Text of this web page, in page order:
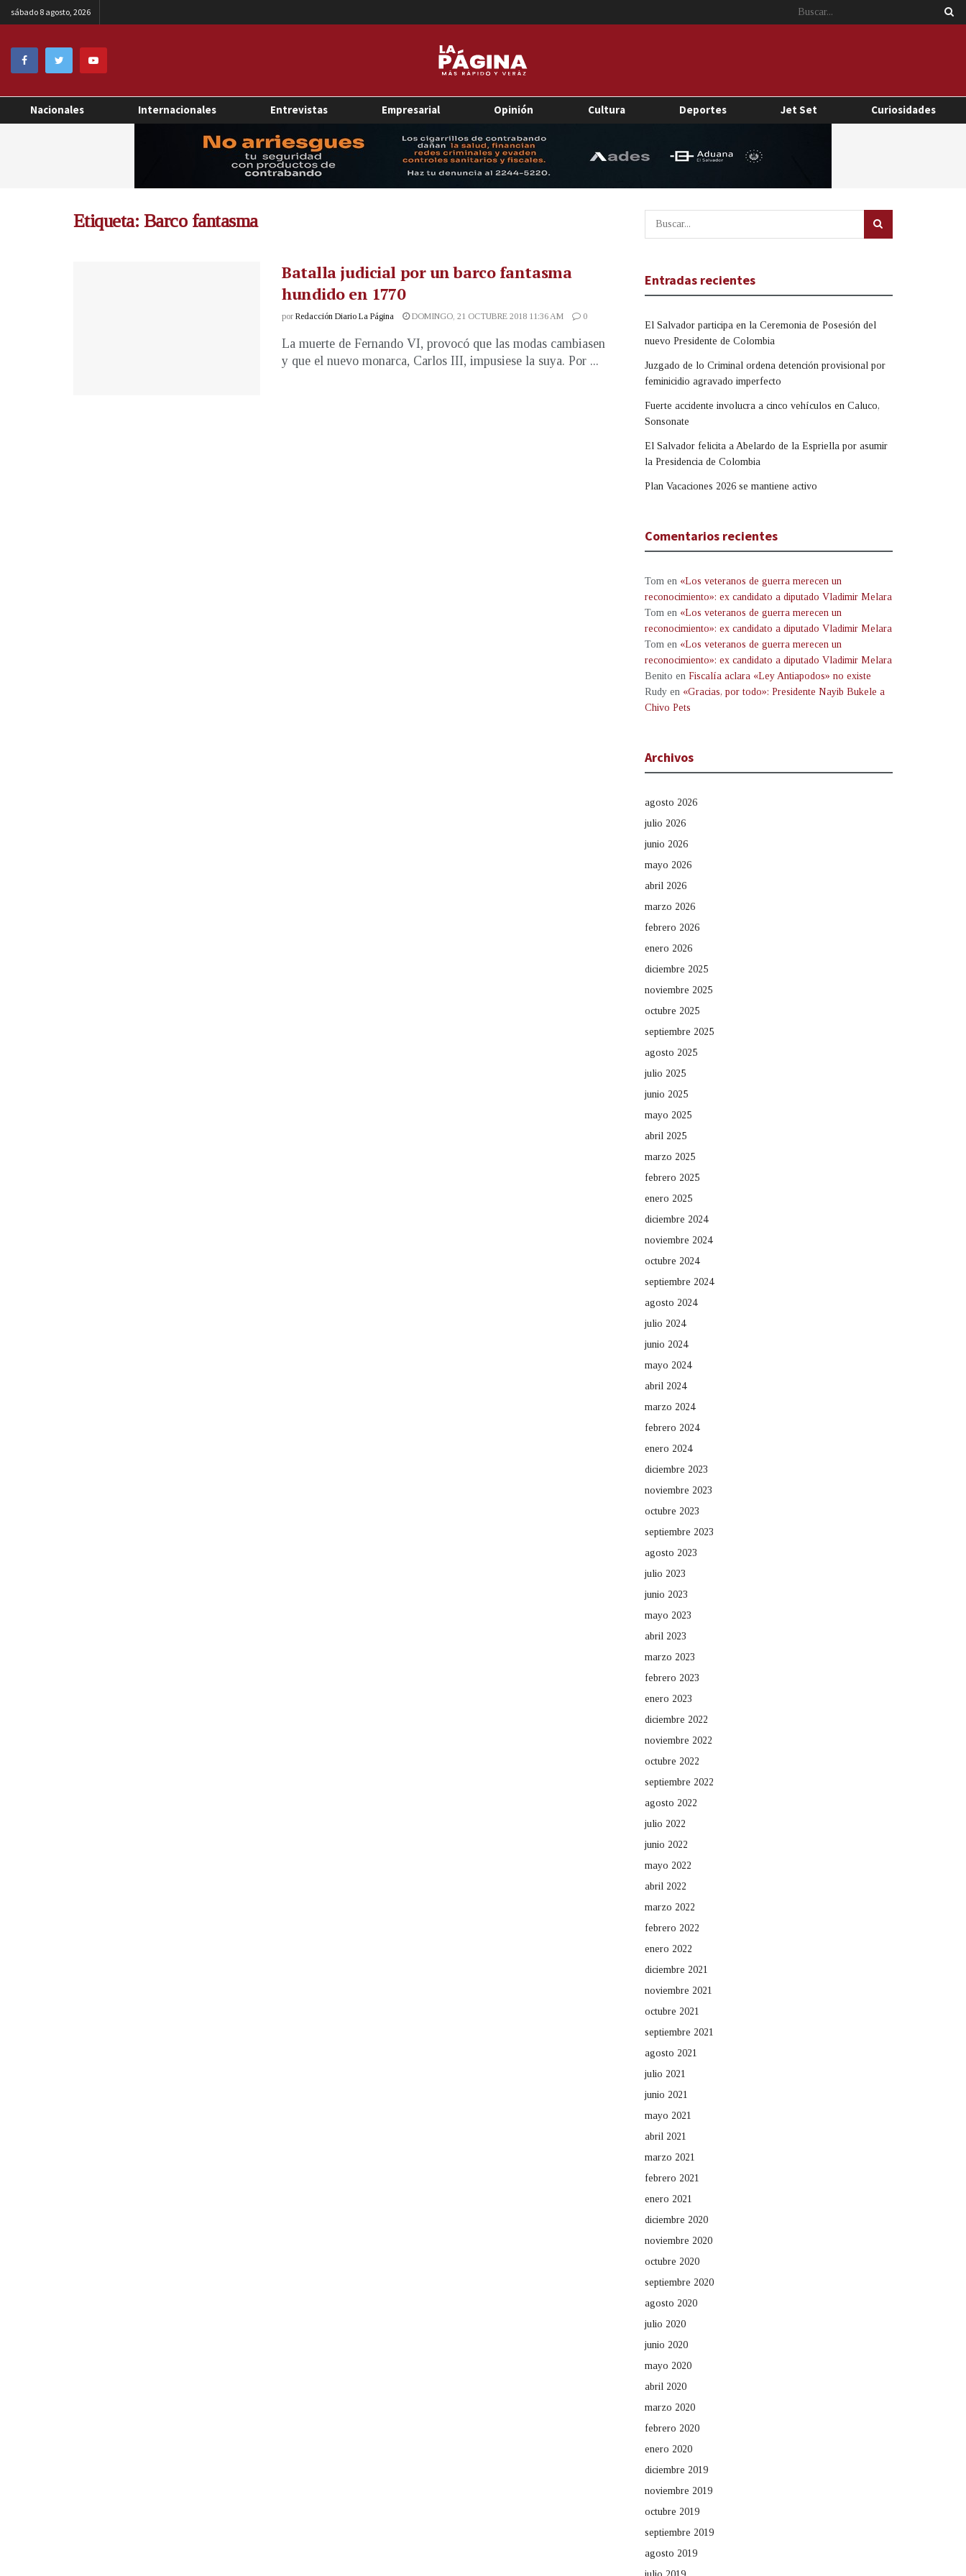
sábado 8 agosto, 2026
Nacionales Internacionales Entrevistas Empresarial Opinión Cultura Deportes Jet Set Curiosidades
Etiqueta: Barco fantasma
Batalla judicial por un barco fantasma
hundido en 1770
por Redacción Diario La Página DOMINGO, 21 OCTUBRE 2018 11:36 AM 0
La muerte de Fernando VI, provocó que las modas cambiasen
y que el nuevo monarca, Carlos III, impusiese la suya. Por ...
Entradas recientes
El Salvador participa en la Ceremonia de Posesión del
nuevo Presidente de Colombia
Juzgado de lo Criminal ordena detención provisional por
feminicidio agravado imperfecto
Fuerte accidente involucra a cinco vehículos en Caluco,
Sonsonate
El Salvador felicita a Abelardo de la Espriella por asumir
la Presidencia de Colombia
Plan Vacaciones 2026 se mantiene activo
Comentarios recientes
Tom en «Los veteranos de guerra merecen un
reconocimiento»: ex candidato a diputado Vladimir Melara
Tom en «Los veteranos de guerra merecen un
reconocimiento»: ex candidato a diputado Vladimir Melara
Tom en «Los veteranos de guerra merecen un
reconocimiento»: ex candidato a diputado Vladimir Melara
Benito en Fiscalía aclara «Ley Antiapodos» no existe
Rudy en «Gracias, por todo»: Presidente Nayib Bukele a
Chivo Pets
Archivos
agosto 2026
julio 2026
junio 2026
mayo 2026
abril 2026
marzo 2026
febrero 2026
enero 2026
diciembre 2025
noviembre 2025
octubre 2025
septiembre 2025
agosto 2025
julio 2025
junio 2025
mayo 2025
abril 2025
marzo 2025
febrero 2025
enero 2025
diciembre 2024
noviembre 2024
octubre 2024
septiembre 2024
agosto 2024
julio 2024
junio 2024
mayo 2024
abril 2024
marzo 2024
febrero 2024
enero 2024
diciembre 2023
noviembre 2023
octubre 2023
septiembre 2023
agosto 2023
julio 2023
junio 2023
mayo 2023
abril 2023
marzo 2023
febrero 2023
enero 2023
diciembre 2022
noviembre 2022
octubre 2022
septiembre 2022
agosto 2022
julio 2022
junio 2022
mayo 2022
abril 2022
marzo 2022
febrero 2022
enero 2022
diciembre 2021
noviembre 2021
octubre 2021
septiembre 2021
agosto 2021
julio 2021
junio 2021
mayo 2021
abril 2021
marzo 2021
febrero 2021
enero 2021
diciembre 2020
noviembre 2020
octubre 2020
septiembre 2020
agosto 2020
julio 2020
junio 2020
mayo 2020
abril 2020
marzo 2020
febrero 2020
enero 2020
diciembre 2019
noviembre 2019
octubre 2019
septiembre 2019
agosto 2019